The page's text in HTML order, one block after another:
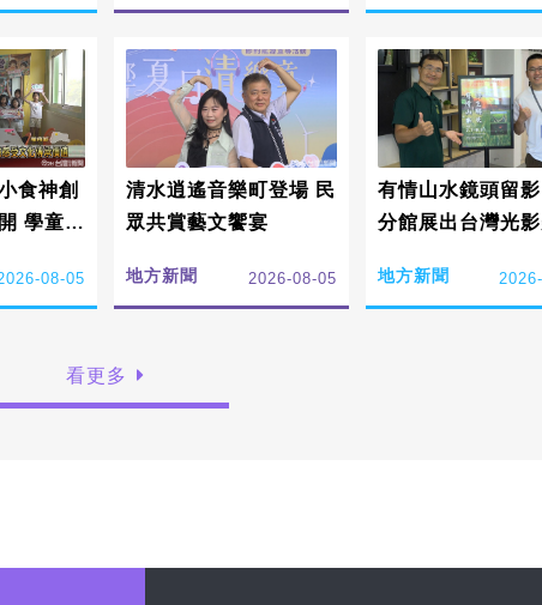
食神創
學童感
08-05
清水逍遙音樂町登場 民
眾共賞藝文饗宴
地方新聞 2026-08-05
有情山水鏡頭留
分館展出台灣光
地方新聞
看更多